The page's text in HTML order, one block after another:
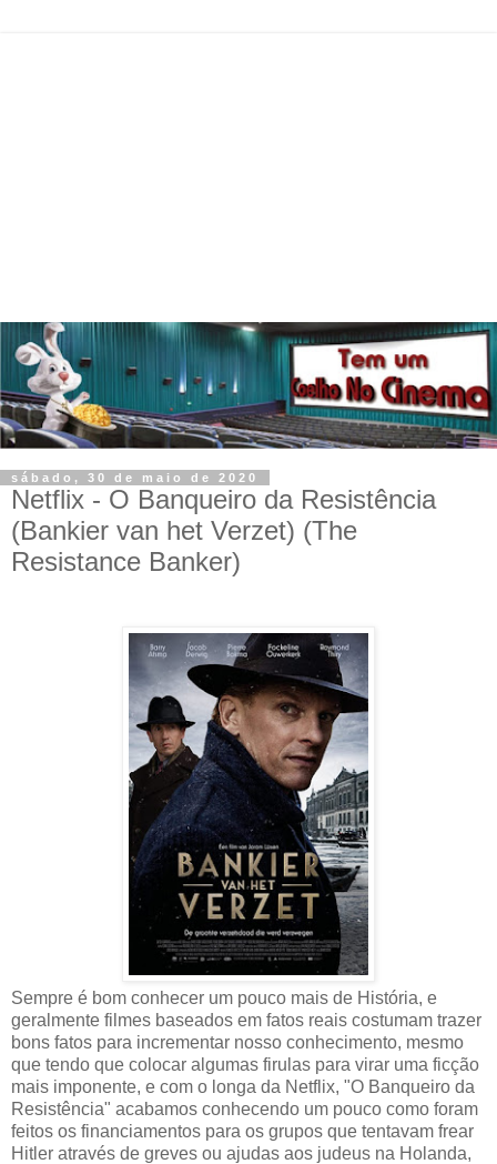
sábado, 30 de maio de 2020
Netflix - O Banqueiro da Resistência
(Bankier van het Verzet) (The
Resistance Banker)
Sempre é bom conhecer um pouco mais de História, e
geralmente filmes baseados em fatos reais costumam trazer
bons fatos para incrementar nosso conhecimento, mesmo
que tendo que colocar algumas firulas para virar uma ficção
mais imponente, e com o longa da Netflix, "O Banqueiro da
Resistência" acabamos conhecendo um pouco como foram
feitos os financiamentos para os grupos que tentavam frear
Hitler através de greves ou ajudas aos judeus na Holanda,